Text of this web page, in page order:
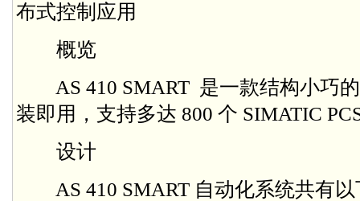
布式控制应用
概览
AS 410 SMART 是一款结构小巧的
装即用，支持多达 800 个 SIMATIC
设计
AS 410 SMART 自动化系统共有以